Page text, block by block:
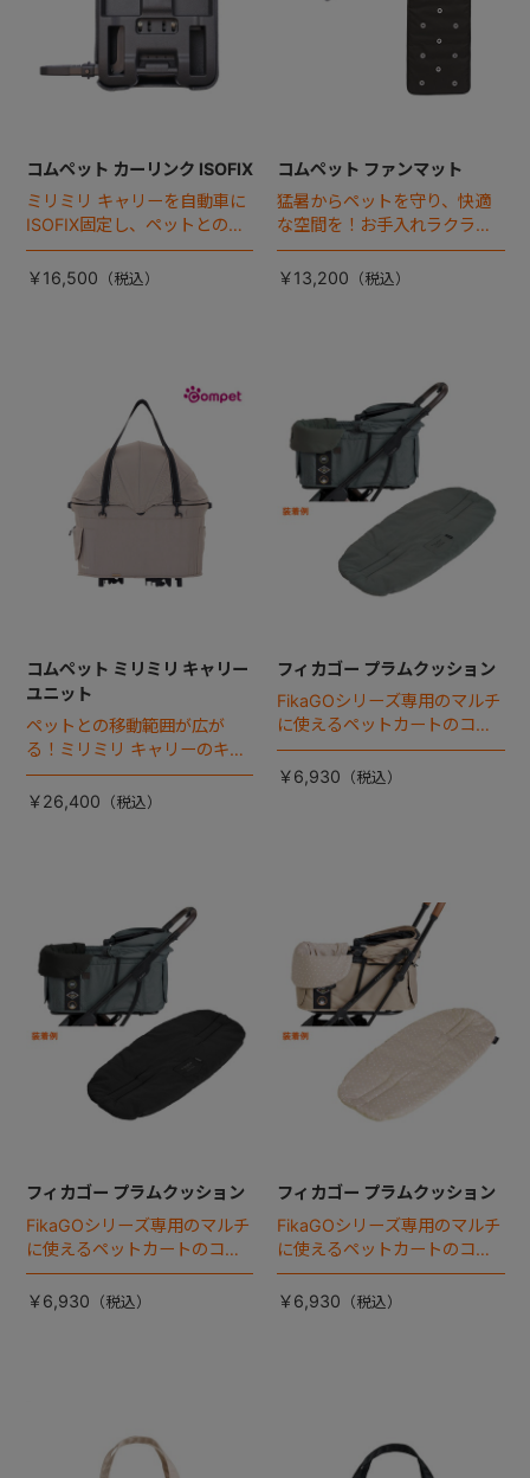
コムペット カーリンク ISOFIX
ミリミリ キャリーを自動車に
ISOFIX固定し、ペットとの車
移動をカンタン・快適に！
￥16,500
コムペット ファンマット
猛暑からペットを守り、快適
な空間を！お手入れラクラク
な「ファンマット」が登場！
￥13,200
コムペット ミリミリ キャリー
ユニット
ペットとの移動範囲が広が
る！ミリミリ キャリーのキャ
リー部単品が登場！
￥26,400
フィカゴー プラムクッション
FikaGOシリーズ専用のマルチ
に使えるペットカートのコー
ナークッション登場。
￥6,930
フィカゴー プラムクッション
FikaGOシリーズ専用のマルチ
に使えるペットカートのコー
ナークッション登場。
￥6,930
フィカゴー プラムクッション
FikaGOシリーズ専用のマルチ
に使えるペットカートのコー
ナークッション登場。
￥6,930